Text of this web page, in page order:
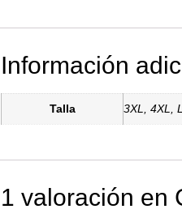
Información
Talla 3XL, 4XL,
1 valoración en